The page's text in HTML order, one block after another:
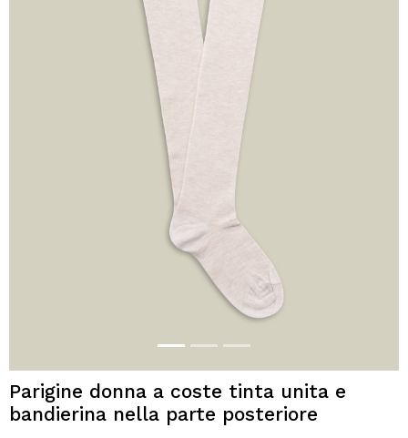
Parigine donna a coste tinta unita e
bandierina nella parte posteriore